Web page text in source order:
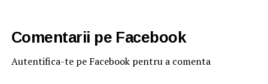
Comentarii pe Facebook
Autentifica-te pe Facebook pentru a comenta